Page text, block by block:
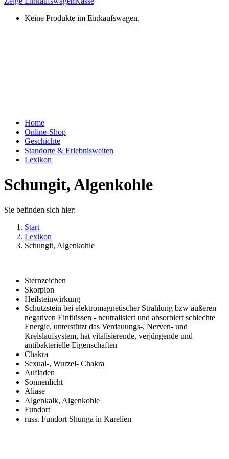
Keine Produkte im Einkaufswagen.
Home
Online-Shop
Geschichte
Standorte & Erlebniswelten
Lexikon
Schungit, Algenkohle
Sie befinden sich hier:
Start
Lexikon
Schungit, Algenkohle
Sternzeichen
Skorpion
Heilsteinwirkung
Schutzstein bei elektromagnetischer Strahlung bzw äußeren
negativen Einflüssen - neutralisiert und absorbiert schlechte
Energie, unterstützt das Verdauungs-, Nerven- und
Kreislaufsystem, hat vitalisierende, verjüngende und
antibakterielle Eigenschaften
Chakra
Sexual-, Wurzel- Chakra
Aufladen
Sonnenlicht
Aliase
Algenkalk, Algenkohle
Fundort
russ. Fundort Shunga in Karelien